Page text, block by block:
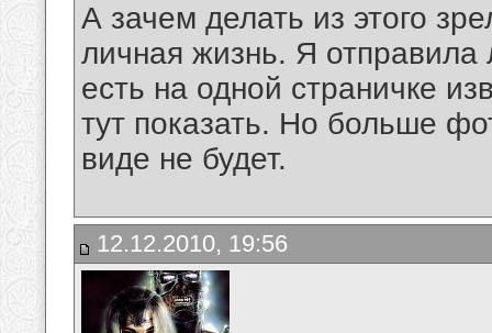
А зачем делать из этого
личная жизнь. Я
есть на одной страничке
тут показать. Но больше
виде не будет.
12.12.2010, 19:56